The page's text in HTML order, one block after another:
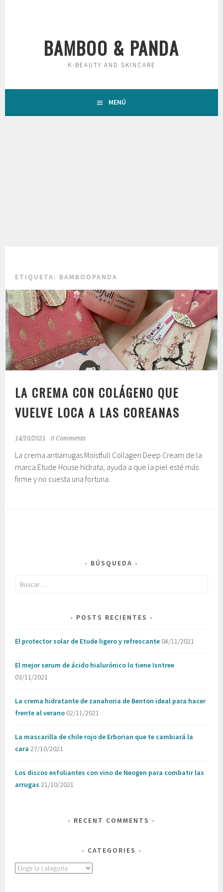
BAMBOO & PANDA
K-BEAUTY AND SKINCARE
MENÚ
ETIQUETA: BAMBOOPANDA
LA CREMA CON COLÁGENO QUE
VUELVE LOCA A LAS COREANAS
14/10/2021 0 Comments
La crema antiarrugas Moistfull Collagen Deep Cream de la
marca Etude House hidrata, ayuda a que la piel esté más
firme y no cuesta una fortuna.
BÚSQUEDA
Buscar:
POSTS RECIENTES
El protector solar de Etude ligero y refrescante 04/11/2021
El mejor serum de ácido hialurónico lo tiene Isntree
03/11/2021
La crema hidratante de zanahoria de Benton ideal para hacer
frente al verano 02/11/2021
La mascarilla de chile rojo de Erborian que te cambiará la
cara 27/10/2021
Los discos exfoliantes con vino de Neogen para combatir las
arrugas 21/10/2021
RECENT COMMENTS
CATEGORIES
Categories